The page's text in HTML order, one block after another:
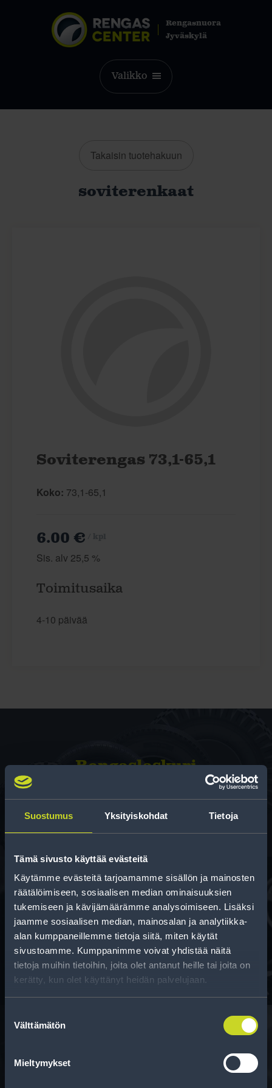
Suostumus Yksityiskohdat Tietoja
Tämä sivusto käyttää evästeitä
Käytämme evästeitä tarjoamamme sisällön ja mainosten
räätälöimiseen, sosiaalisen median ominaisuuksien
tukemiseen ja kävijämäärämme analysoimiseen. Lisäksi
jaamme sosiaalisen median, mainosalan ja analytiikka-
alan kumppaneillemme tietoja siitä, miten käytät
sivustoamme. Kumppanimme voivat yhdistää näitä
tietoja muihin tietoihin, joita olet antanut heille tai joita on
kerätty, kun olet käyttänyt heidän palvelujaan.
valinta
Välttämätön
Mieltymykset
Rengasnuora
Jyväskylä
Valikko
Takaisin tuotehakuun
soviterenkaat
Soviterengas 73,1-65,1
Koko: 73,1-65,1
6.00 €
Sis. alv 25,5 %
Toimitusaika
4-10 päivää
Rengas­laskuri
Auttaa sinua valitsemaan oikean kokoisen renkaan,
kun vaihdat rengaskokoa.
Rahoitus
Tee ostoksesi RengasCenter-tilillä. Saat
maksuaikaa renkaillesi.